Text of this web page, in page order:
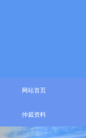
网站首页
仲裁资料